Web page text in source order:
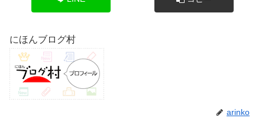
にほんブログ村
arinko